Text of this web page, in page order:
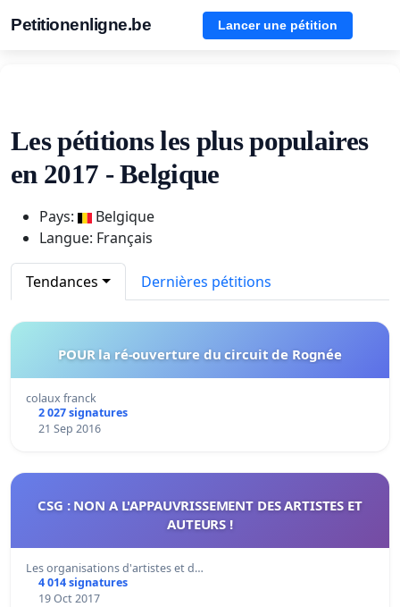
Petitionenligne.be Lancer une pétition
Les pétitions les plus populaires
en 2017 - Belgique
Pays:
Belgique
Langue: Français
Tendances Dernières pétitions
POUR la ré-ouverture du circuit de Rognée
colaux franck
2 027 signatures
21 Sep 2016
CSG : NON A L'APPAUVRISSEMENT DES ARTISTES ET
AUTEURS !
Les organisations d'artistes et d…
4 014 signatures
19 Oct 2017